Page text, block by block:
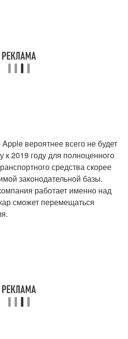
вероятнее всего не будет
к 2019 году для полноценного
средства скорее
законодательной базы.
работает именно над
сможет перемещаться